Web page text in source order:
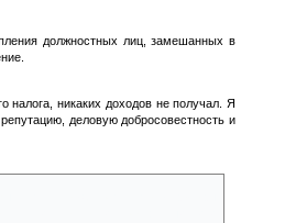
должностных лиц, замешанных в
налога, никаких доходов не получал. Я
деловую добросовестность и